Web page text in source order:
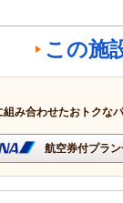
この施
み合わせたおトクな
航空券付プラ